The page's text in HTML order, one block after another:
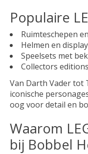
Populaire
Ruimteschepen
Helmen en
Speelsets met
Collectors
Van Darth Vader tot
iconische
oog voor detail en
Waarom
bij Bobbel